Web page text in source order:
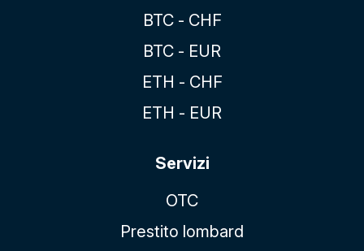
BTC - CHF
BTC - EUR
ETH - CHF
ETH - EUR
Servizi
OTC
Prestito lombard